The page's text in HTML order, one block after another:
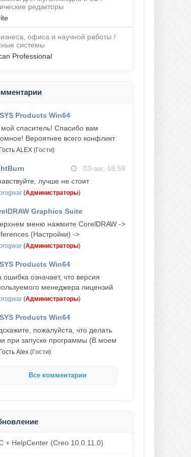
редакторы
офиса и научной работы /
системы
Professional
Products Win64
спаситель! Спасибо вам
Вероятнее всего конфликт
Гость ALEX (Гости)
03-авг, 18:59
лучше не стоит
(Администраторы)
Graphics Suite
03-авг, 18:58
меню нажмите CorelDRAW ->
(Настройки) ->
(Администраторы)
Products Win64
ошибка означает, что версия
менеджера лицензий
(Администраторы)
Products Win64
пожалуйста, что делать
при запуске программы (В моем
Гость Alex (Гости)
Все комментарии
+ HelpCenter (Creo 10.0.11.0)